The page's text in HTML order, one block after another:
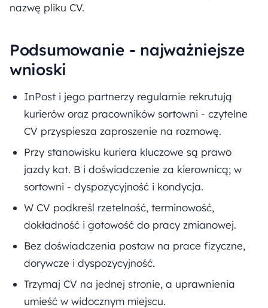
nazwę pliku CV.
Podsumowanie - najważniejsze
wnioski
InPost i jego partnerzy regularnie rekrutują
kurierów oraz pracowników sortowni - czytelne
CV przyspiesza zaproszenie na rozmowę.
Przy stanowisku kuriera kluczowe są prawo
jazdy kat. B i doświadczenie za kierownicą; w
sortowni - dyspozycyjność i kondycja.
W CV podkreśl rzetelność, terminowość,
dokładność i gotowość do pracy zmianowej.
Bez doświadczenia postaw na prace fizyczne,
dorywcze i dyspozycyjność.
Trzymaj CV na jednej stronie, a uprawnienia
umieść w widocznym miejscu.